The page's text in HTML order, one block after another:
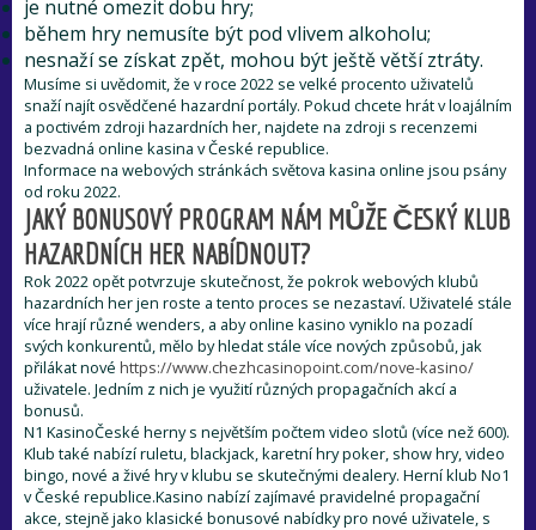
je nutné omezit dobu hry;
během hry nemusíte být pod vlivem alkoholu;
nesnaží se získat zpět, mohou být ještě větší ztráty.
Musíme si uvědomit, že v roce 2022 se velké procento uživatelů
snaží najít osvědčené hazardní portály. Pokud chcete hrát v loajálním
a poctivém zdroji hazardních her, najdete na zdroji s recenzemi
bezvadná online kasina v České republice.
Informace na webových stránkách světova kasina online jsou psány
od roku 2022.
JAKÝ BONUSOVÝ PROGRAM NÁM MŮŽE ČESKÝ KLUB
HAZARDNÍCH HER NABÍDNOUT?
Rok 2022 opět potvrzuje skutečnost, že pokrok webových klubů
hazardních her jen roste a tento proces se nezastaví. Uživatelé stále
více hrají různé wenders, a aby online kasino vyniklo na pozadí
svých konkurentů, mělo by hledat stále více nových způsobů, jak
přilákat nové https://www.chezhcasinopoint.com/nove-kasino/
uživatele. Jedním z nich je využití různých propagačních akcí a
bonusů.
N1 KasinoČeské herny s největším počtem video slotů (více než 600).
Klub také nabízí ruletu, blackjack, karetní hry poker, show hry, video
bingo, nové a živé hry v klubu se skutečnými dealery. Herní klub No1
v České republice.Kasino nabízí zajímavé pravidelné propagační
akce, stejně jako klasické bonusové nabídky pro nové uživatele, s